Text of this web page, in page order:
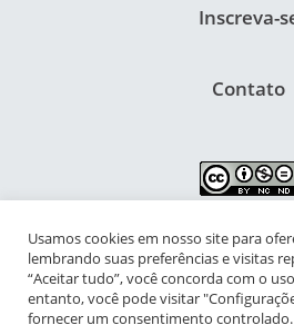
Inscreva-
Contato
NIPIAC – Núcleo Interdisciplinar de
Adolescência Contemporâneas
Universidade Federal do Rio de Janeiro -
Usamos cookies em nosso site para
lembrando suas preferências e visitas
“Aceitar tudo”, você concorda com o
entanto, você pode visitar
fornecer um consentimento controlado.